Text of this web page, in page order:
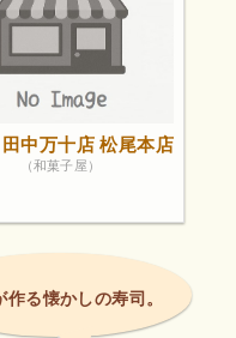
田中万十店 松尾本店
（和菓子屋）
作る懐かしの寿司。